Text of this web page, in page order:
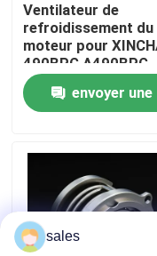
Contrôle de la
Nous contacter
Montage du moteur
Montage du bloc
Ventilateur de
refroidissement du
moteur pour
490BPG A490BPG
C490BPG
envoyer une
sales